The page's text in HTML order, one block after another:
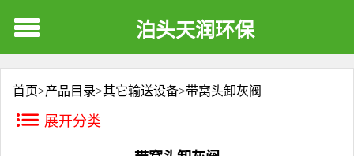
泊头天润环保
首页>产品目录>其它输送设备>带窝头卸灰阀
展开分类